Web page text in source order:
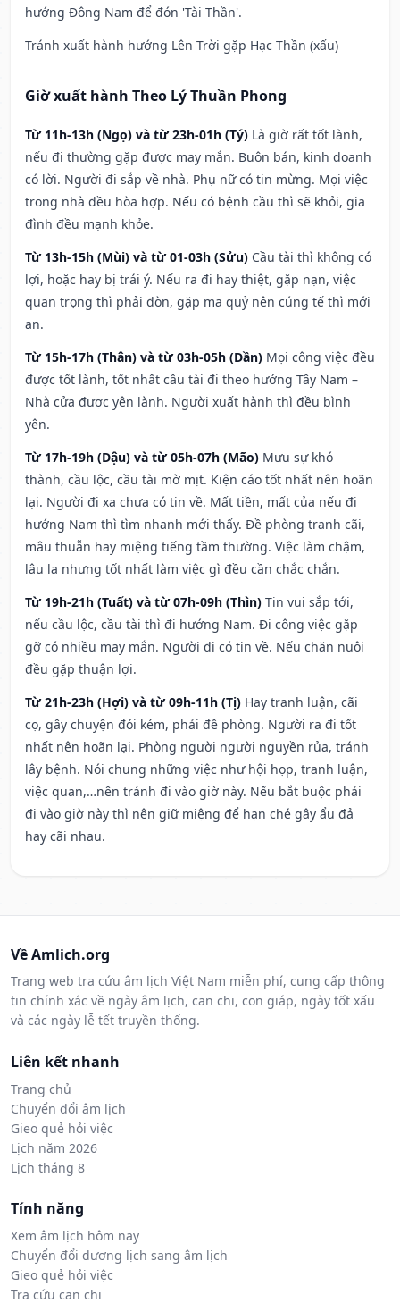
hướng Đông Nam để đón 'Tài Thần'.
Tránh xuất hành hướng Lên Trời gặp Hạc Thần (xấu)
Giờ xuất hành Theo Lý Thuần Phong
Từ 11h-13h (Ngọ) và từ 23h-01h (Tý) Là giờ rất tốt lành,
nếu đi thường gặp được may mắn. Buôn bán, kinh doanh
có lời. Người đi sắp về nhà. Phụ nữ có tin mừng. Mọi việc
trong nhà đều hòa hợp. Nếu có bệnh cầu thì sẽ khỏi, gia
đình đều mạnh khỏe.
Từ 13h-15h (Mùi) và từ 01-03h (Sửu) Cầu tài thì không có
lợi, hoặc hay bị trái ý. Nếu ra đi hay thiệt, gặp nạn, việc
quan trọng thì phải đòn, gặp ma quỷ nên cúng tế thì mới
an.
Từ 15h-17h (Thân) và từ 03h-05h (Dần) Mọi công việc đều
được tốt lành, tốt nhất cầu tài đi theo hướng Tây Nam –
Nhà cửa được yên lành. Người xuất hành thì đều bình
yên.
Từ 17h-19h (Dậu) và từ 05h-07h (Mão) Mưu sự khó
thành, cầu lộc, cầu tài mờ mịt. Kiện cáo tốt nhất nên hoãn
lại. Người đi xa chưa có tin về. Mất tiền, mất của nếu đi
hướng Nam thì tìm nhanh mới thấy. Đề phòng tranh cãi,
mâu thuẫn hay miệng tiếng tầm thường. Việc làm chậm,
lâu la nhưng tốt nhất làm việc gì đều cần chắc chắn.
Từ 19h-21h (Tuất) và từ 07h-09h (Thìn) Tin vui sắp tới,
nếu cầu lộc, cầu tài thì đi hướng Nam. Đi công việc gặp
gỡ có nhiều may mắn. Người đi có tin về. Nếu chăn nuôi
đều gặp thuận lợi.
Từ 21h-23h (Hợi) và từ 09h-11h (Tị) Hay tranh luận, cãi
cọ, gây chuyện đói kém, phải đề phòng. Người ra đi tốt
nhất nên hoãn lại. Phòng người người nguyền rủa, tránh
lây bệnh. Nói chung những việc như hội họp, tranh luận,
việc quan,…nên tránh đi vào giờ này. Nếu bắt buộc phải
đi vào giờ này thì nên giữ miệng để hạn ché gây ẩu đả
hay cãi nhau.
Về Amlich.org
Trang web tra cứu âm lịch Việt Nam miễn phí, cung cấp thông
tin chính xác về ngày âm lịch, can chi, con giáp, ngày tốt xấu
và các ngày lễ tết truyền thống.
Liên kết nhanh
Trang chủ
Chuyển đổi âm lịch
Gieo quẻ hỏi việc
Lịch năm 2026
Lịch tháng 8
Tính năng
Xem âm lịch hôm nay
Chuyển đổi dương lịch sang âm lịch
Gieo quẻ hỏi việc
Tra cứu can chi